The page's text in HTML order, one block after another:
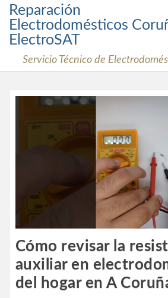
Skip
content
Reparación
Electrodomésticos
ElectroSAT
Servicio Técnico de
Cómo revisar la
auxiliar en
del hogar en A